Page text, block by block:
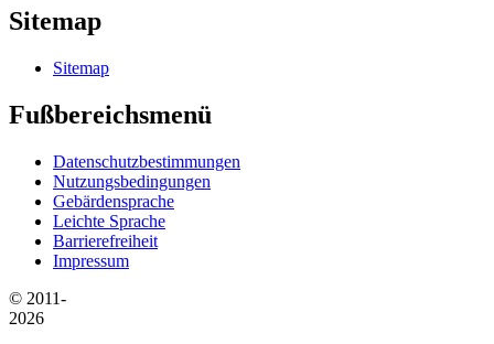
Sitemap
Sitemap
Fußbereichsmenü
Datenschutzbestimmungen
Nutzungsbedingungen
Gebärdensprache
Leichte Sprache
Barrierefreiheit
Impressum
© 2011-
2026